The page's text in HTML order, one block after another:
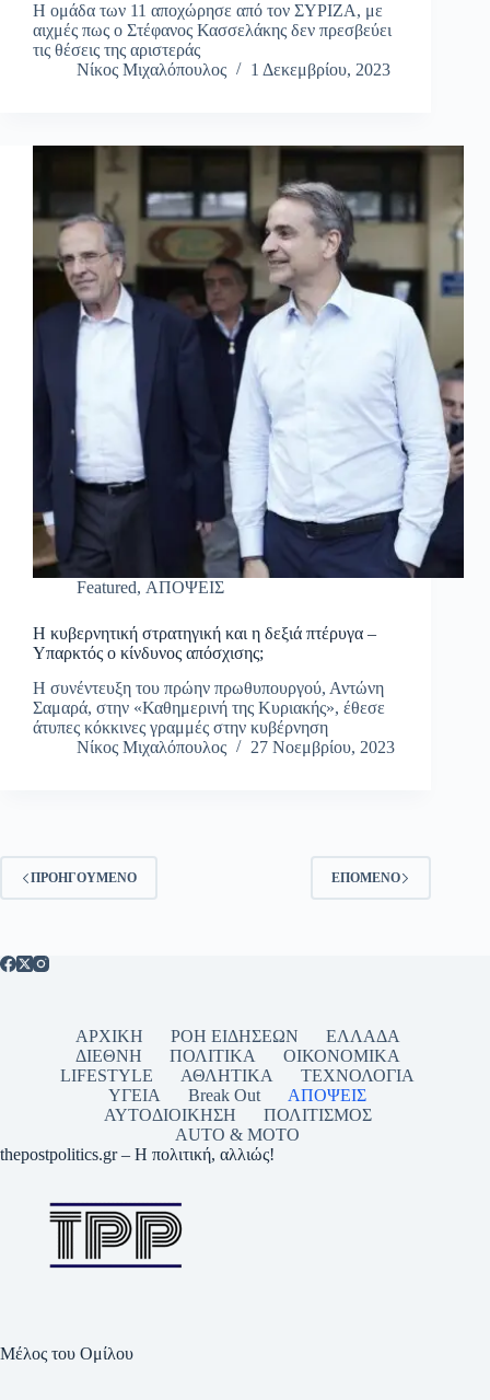
Η ομάδα των 11 αποχώρησε από τον ΣΥΡΙΖΑ, με
αιχμές πως ο Στέφανος Κασσελάκης δεν πρεσβεύει
τις θέσεις της αριστεράς
Νίκος Μιχαλόπουλος
1 Δεκεμβρίου, 2023
Featured, ΑΠΟΨΕΙΣ
Η κυβερνητική στρατηγική και η δεξιά πτέρυγα –
Υπαρκτός ο κίνδυνος απόσχισης;
Η συνέντευξη του πρώην πρωθυπουργού, Αντώνη
Σαμαρά, στην «Καθημερινή της Κυριακής», έθεσε
άτυπες κόκκινες γραμμές στην κυβέρνηση
Νίκος Μιχαλόπουλος
27 Νοεμβρίου, 2023
ΠΡΟΗΓΟΎΜΕΝΟ ΕΠΌΜΕΝΟ
ΑΡΧΙΚΗ ΡΟΗ ΕΙΔΗΣΕΩΝ
ΕΛΛΑΔΑ
ΔΙΕΘΝΗ
ΠΟΛΙΤΙΚΑ
ΟΙΚΟΝΟΜΙΚΑ
LIFESTYLE
ΑΘΛΗΤΙΚΑ
ΤΕΧΝΟΛΟΓΙΑ
ΥΓΕΙΑ
Break Out
ΑΠΟΨΕΙΣ
ΑΥΤΟΔΙΟΙΚΗΣΗ
ΠΟΛΙΤΙΣΜΟΣ
AUTO & MOTO
thepostpolitics.gr – Η πολιτική, αλλιώς!
Μέλος του Ομίλου